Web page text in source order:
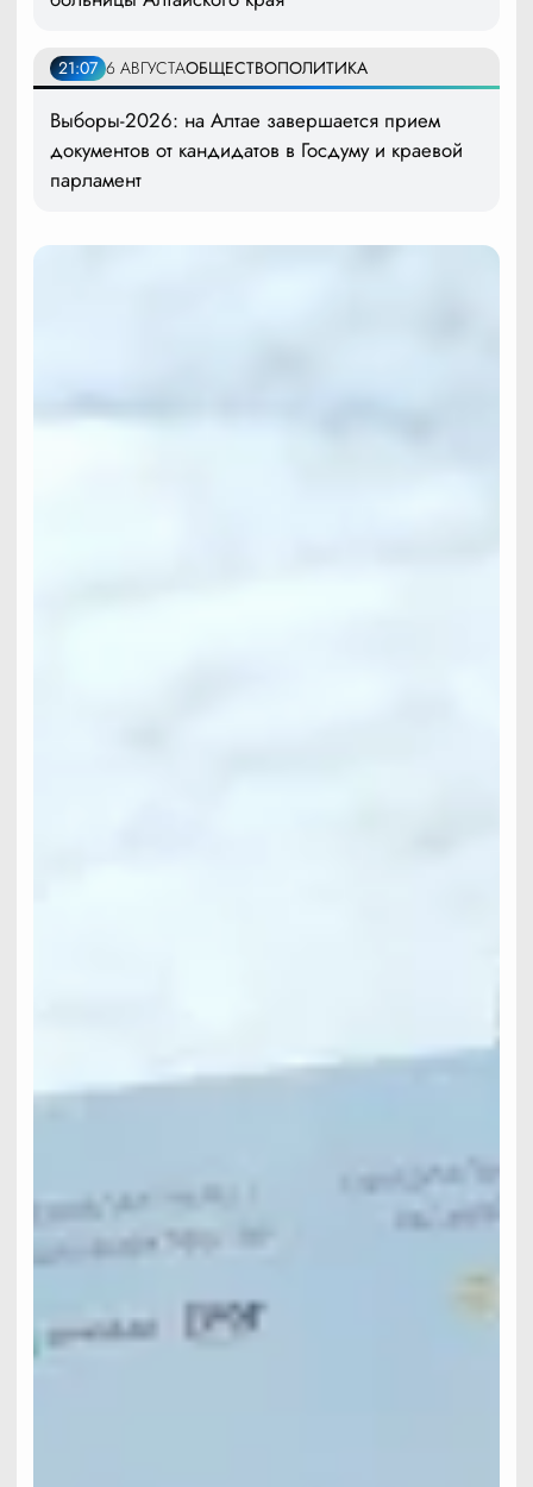
21:07 6 АВГУСТАОБЩЕСТВОПОЛИТИКА
Выборы-2026: на Алтае завершается прием
документов от кандидатов в Госдуму и краевой
парламент